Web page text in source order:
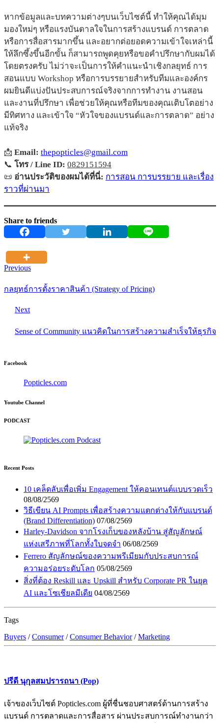
หากข้อมูลและบทความต่างๆบนเว็บไซต์นี้ ทำให้คุณได้มุม
มองใหม่ๆ หรือแรงบันดาลใจในการสร้างแบรนด์ การตลาด
หรือการสื่อสารมากขึ้น และอยากต่อยอดความเข้าใจเหล่านี้
ให้ลึกซึ้งขึ้นอีกขั้น ก็สามารถพูดคุยหรือขอคำปรึกษากับผมได้
โดยตรงครับ ไม่ว่าจะเป็นการให้คำแนะนำเชิงกลยุทธ์ การ
สอนแบบ Workshop หรือการบรรยายสำหรับทีมและองค์กร
ผมยินดีแบ่งปันประสบการณ์จริงจากการทำงาน งานสอน
และงานที่ปรึกษา เพื่อช่วยให้คุณหรือทีมของคุณเติบโตอย่าง
มีทิศทาง และเข้าใจ “หัวใจของแบรนด์และการตลาด” อย่าง
แท้จริง
📩 Email: thepopticles@gmail.com
📞 โทร / Line ID: 0829151594
📜 อ่านประวัติของผมได้ที่นี่: การสอน การบรรยาย และเรื่อง
ราวที่ผ่านมา
Share to friends
Previous
กลยุทธ์การตั้งราคาสินค้า (Strategy of Pricing)
Next
Sense of Community แนวคิดในการสร้างความสำเร็จให้ธุรกิจ
Facebook
Popticles.com
Youtube Channel
PODCAST
Recent Posts
10 เคล็ดลับเพื่อเพิ่ม Engagement ให้คอนเทนต์แบบรวดเร็ว
08/08/2569
วิธีเขียน AI Prompts เพื่อสร้างความแตกต่างให้กับแบรนด์
(Brand Differentiation) 07/08/2569
Harley-Davidson จากโรงเก็บของหลังบ้าน สู่สัญลักษณ์
แห่งเสรีภาพที่โลกทั้งใบจดจำ 06/08/2569
Ferrero สัญลักษณ์ของความพรีเมียมกับประสบการณ์
ความอร่อยระดับโลก 05/08/2569
สิ่งที่ต้อง Reskill และ Upskill สำหรับ Corporate PR ในยุค
AI และโซเชียลมีเดีย 04/08/2569
Tags
Buyers /Consumer/Consumer Behavior/Marketing
ปรีดี นุกุลสมปรารถนา (Pop)
เจ้าของเว็บไซต์ Popticles.com ผู้ที่ชื่นชอบศาสตร์ด้านการสร้าง
แบรนด์ การตลาดและการสื่อสาร ผ่านประสบการณ์ทำงานกว่า